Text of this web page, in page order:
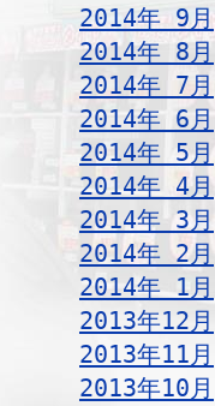
2014年 9月
2014年 8月
2014年 7月
2014年 6月
2014年 5月
2014年 4月
2014年 3月
2014年 2月
2014年 1月
2013年12月
2013年11月
2013年10月